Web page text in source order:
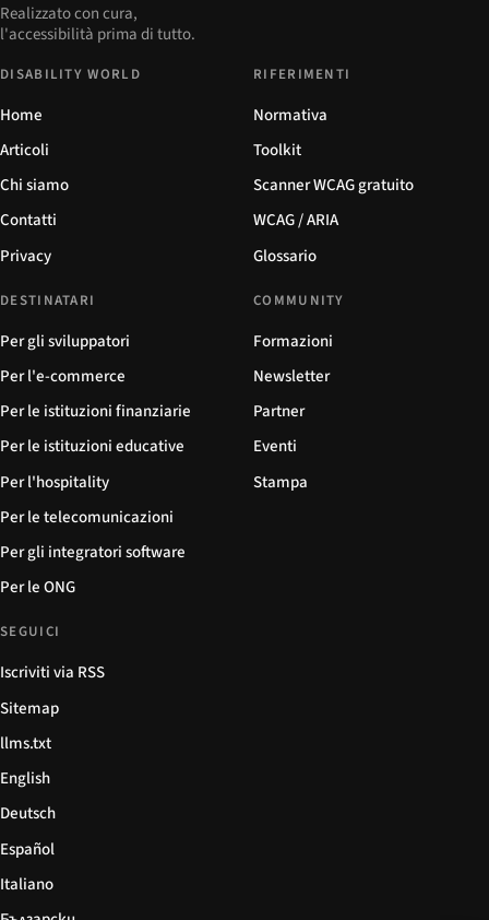
Realizzato con cura,
l'accessibilità prima di tutto.
DISABILITY WORLD
Home
Articoli
Chi siamo
Contatti
Privacy
RIFERIMENTI
Normativa
Toolkit
Scanner WCAG gratuito
WCAG / ARIA
Glossario
DESTINATARI
Per gli sviluppatori
Per l'e-commerce
Per le istituzioni finanziarie
Per le istituzioni educative
Per l'hospitality
Per le telecomunicazioni
Per gli integratori software
Per le ONG
COMMUNITY
Formazioni
Newsletter
Partner
Eventi
Stampa
SEGUICI
Iscriviti via RSS
Sitemap
llms.txt
English
Deutsch
Español
Italiano